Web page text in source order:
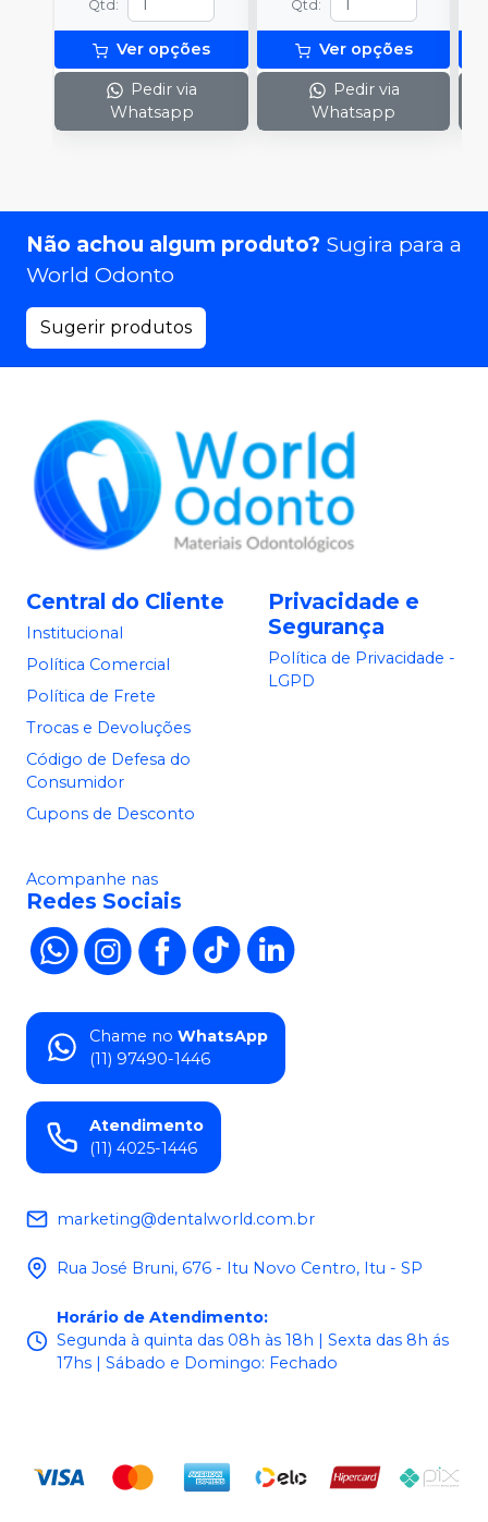
Qtd :
Ver opções
Pedir via
Whatsapp
Qtd :
Ver opções
Pedir via
Whatsapp
Não achou algum produto? Sugira para a
World Odonto
Sugerir produtos
Central do Cliente
Institucional
Política Comercial
Política de Frete
Trocas e Devoluções
Código de Defesa do
Consumidor
Cupons de Desconto
Privacidade e
Segurança
Política de Privacidade -
LGPD
Acompanhe nas
Redes Sociais
Chame no WhatsApp
(11) 97490-1446
Atendimento
(11) 4025-1446
marketing@dentalworld.com.br
Rua José Bruni, 676 - Itu Novo Centro, Itu - SP
Horário de Atendimento:
Segunda à quinta das 08h às 18h | Sexta das 8h ás
17hs | Sábado e Domingo: Fechado